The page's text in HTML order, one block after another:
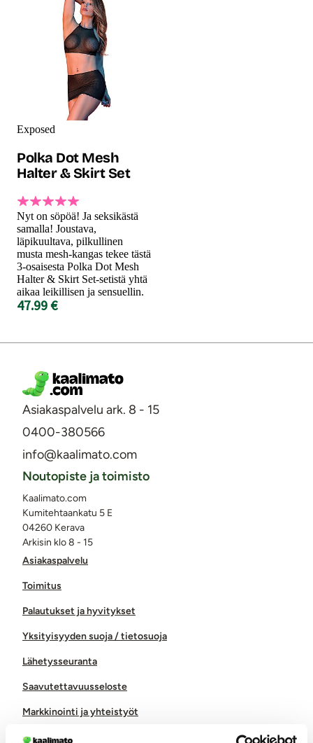
Exposed
Polka Dot Mesh
Halter & Skirt Set
Nyt on söpöä! Ja seksikästä
samalla! Joustava,
läpikuultava, pilkullinen
musta mesh-kangas tekee tästä
3-osaisesta Polka Dot Mesh
Halter & Skirt Set-setistä yhtä
aikaa leikillisen ja sensuellin.
47.99 €
Asiakaspalvelu ark. 8 - 15
0400-380566
info@kaalimato.com
Asiakaspalvelu
Toimitus
Palautukset ja hyvitykset
Yksityisyyden suoja / tietosuoja
Lähetysseuranta
Saavutettavuusseloste
Markkinointi ja yhteistyöt
Noutopiste ja toimisto
Kaalimato.com
Kumitehtaankatu 5 E
04260 Kerava
Arkisin klo 8 - 15
Miksi juuri Kaalimato.com